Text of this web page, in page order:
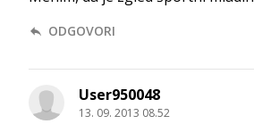
ODGOVORI
User950048
13. 09. 2013 08.52